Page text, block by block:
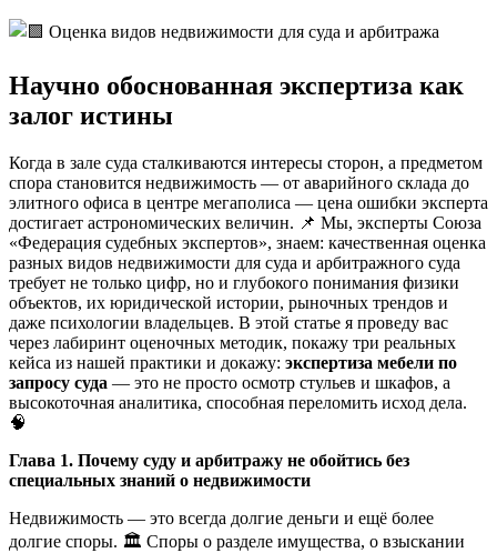
Научно обоснованная экспертиза как
залог истины
Когда в зале суда сталкиваются интересы сторон, а предметом
спора становится недвижимость — от аварийного склада до
элитного офиса в центре мегаполиса — цена ошибки эксперта
достигает астрономических величин. 📌 Мы, эксперты Союза
«Федерация судебных экспертов», знаем: качественная оценка
разных видов недвижимости для суда и арбитражного суда
требует не только цифр, но и глубокого понимания физики
объектов, их юридической истории, рыночных трендов и
даже психологии владельцев. В этой статье я проведу вас
через лабиринт оценочных методик, покажу три реальных
кейса из нашей практики и докажу: экспертиза мебели по
запросу суда — это не просто осмотр стульев и шкафов, а
высокоточная аналитика, способная переломить исход дела.
🧠
Глава 1. Почему суду и арбитражу не обойтись без
специальных знаний о недвижимости
Недвижимость — это всегда долгие деньги и ещё более
долгие споры. 🏛️ Споры о разделе имущества, о взыскании